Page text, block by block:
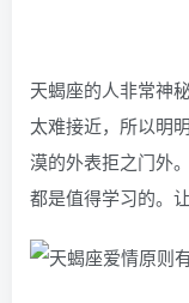
天蝎座的人非常神
太难接近，所以明
漠的外表拒之门外
都是值得学习的。